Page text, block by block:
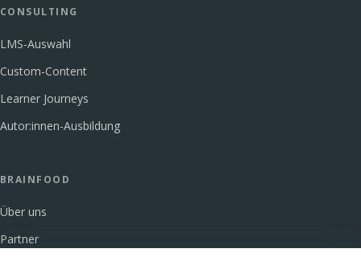
CONSULTING
LMS-Auswahl
Custom-Content
Learner Journeys
Autor:innen-Ausbildung
BRAINFOOD
Über uns
Partner